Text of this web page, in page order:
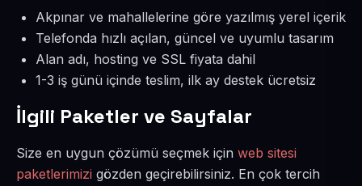
Akpınar ve mahallelerine göre yazılmış yerel içerik
Telefonda hızlı açılan, güncel ve uyumlu tasarım
Alan adı, hosting ve SSL fiyata dahil
1-3 iş günü içinde teslim, ilk ay destek ücretsiz
İlgili Paketler ve Sayfalar
Size en uygun çözümü seçmek için web sitesi
paketlerimizi gözden geçirebilirsiniz. En çok tercih